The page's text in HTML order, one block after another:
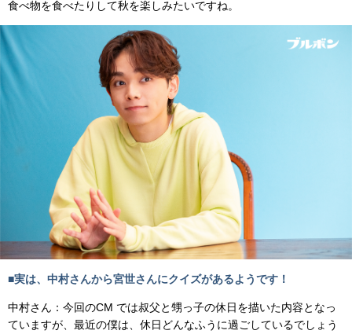
食べ物を食べたりして秋を楽しみたいですね。
■実は、中村さんから宮世さんにクイズがあるようです！
中村さん：今回のCM では叔父と甥っ子の休日を描いた内容となっ
ていますが、最近の僕は、休日どんなふうに過ごしているでしょう